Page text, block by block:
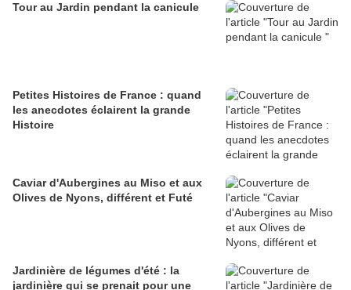
Tour au Jardin pendant la canicule
Petites Histoires de France : quand
les anecdotes éclairent la grande
Histoire
Caviar d'Aubergines au Miso et aux
Olives de Nyons, différent et Futé
Jardinière de légumes d'été : la
jardinière qui se prenait pour une